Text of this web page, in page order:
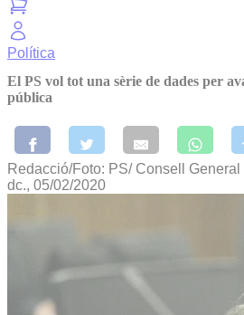
Política
El PS vol tot una sèrie de dades per
pública
Redacció/Foto: PS/ Consell General
dc., 05/02/2020